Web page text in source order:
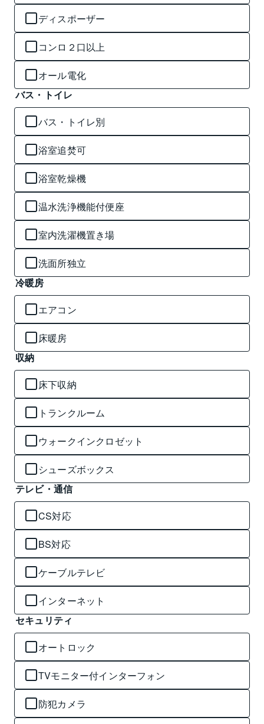
ディスポーザー
コンロ２口以上
オール電化
バス・トイレ
バス・トイレ別
浴室追焚可
浴室乾燥機
温水洗浄機能付便座
室内洗濯機置き場
洗面所独立
冷暖房
エアコン
床暖房
収納
床下収納
トランクルーム
ウォークインクロゼット
シューズボックス
テレビ・通信
CS対応
BS対応
ケーブルテレビ
インターネット
セキュリティ
オートロック
TVモニター付インターフォン
防犯カメラ